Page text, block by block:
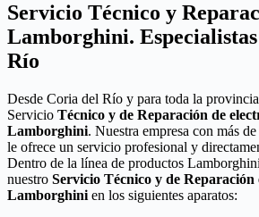
Servicio Técnico y
Lamborghini.
Río
Desde Coria del Río y para toda la
Servicio Técnico y de Reparación de
Lamborghini. Nuestra empresa con más
le ofrece un servicio profesional y
Dentro de la línea de productos
nuestro Servicio Técnico y de
Lamborghini en los siguientes aparatos: